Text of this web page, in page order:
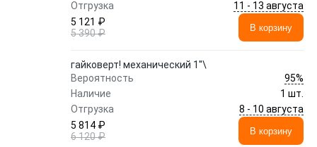
Отгрузка
11 - 13 августа
5 121 ₽
5 390 ₽
В корзину
гайковерт! механический 1''\
Вероятность
95%
Наличие
1 шт.
Отгрузка
8 - 10 августа
5 814 ₽
6 120 ₽
В корзину